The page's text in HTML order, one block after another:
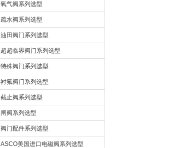
氧气阀系列选型
疏水阀系列选型
油田阀门系列选型
超超临界阀门系列选型
特殊阀门系列选型
衬氟阀门系列选型
截止阀系列选型
闸阀系列选型
阀门配件系列选型
ASCO美国进口电磁阀系列选型